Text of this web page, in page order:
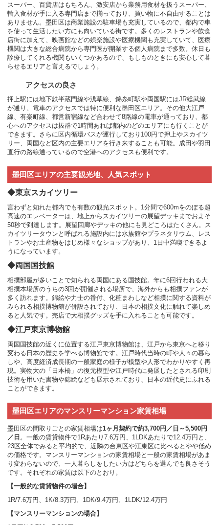
スーパー、百貨店はもちろん、激安店から業務用食材を扱うスーパー、
輸入食材が手に入る専門店まで揃っており、買い物に不自由することは
ありません。墨田区は商業施設の駐車場も充実しているので、都内で車
を使って生活したい方にも向いている街です。多くのレストランや飲食
店街に加えて、映画館などの娯楽施設や医療機関も充実していて、医療
機関は大きな総合病院から専門医が開業する個人病院まで多数。休日も
診療してくれる機関もいくつかあるので、もしものときにも安心して暮
らせるエリアと言えるでしょう。
アクセスの良さ
押上駅には地下鉄半蔵門線や浅草線、錦糸町駅や両国駅にはJR総武線
が通り、電車のアクセスでは特に便利な墨田区エリア。その他大江戸
線、有楽町線、都営新宿線など合わせて8路線の電車が通っており、都
心へのアクセスは抜群で1時間あれば都内のどのエリアにも行くことが
できます。さらに区内循環バスが運行しており100円で押上やスカイツ
リー、両国など区内の主要エリアを行き来することも可能。成田や羽田
直行の路線通っているので空港へのアクセスも便利です。
墨田区エリアの主要観光地、人気スポット
◆東京スカイツリー
言わずと知れた都内でも有数の観光スポット。1分間で600mをのぼる超
高速のエレベーターは、地上からスカイツリーの展望デッキまでおよそ
50秒で到達します。展望回廊やデッキの他にも見どころはたくさん。ス
カイツリータウンと呼ばれる施設内には水族館やプラネタリウム、レス
トランやお土産物をはじめ様々なショップがあり、1日中満喫できるよ
うになっています。
◆両国国技館
相撲部屋が多いことで知られる両国にある国技館。年に6回行われる大
相撲本場所のうちの3回が開催される場所で、海外からも相撲ファンが
多く訪れます。錦絵や力士の番付、化粧まわしなど相撲に関する資料が
みられる相撲博物館が併設されており、日本の相撲文化に触れて楽しめ
ると人気です。売店で大相撲グッズを手に入れることも可能です。
◆江戸東京博物館
両国国技館の近くに位置する江戸東京博物館は、江戸から東京へと移り
変わる日本の歴史を学べる博物館です。江戸時代当時の町や人々の暮ら
しや、高度経済成長期の一般家庭の様子が模型や人形でわかりやすく再
現。実物大の「日本橋」の復元模型や江戸時代に発展したとされる印刷
技術を用いた書物や錦絵なども展示されており、日本の近代史にふれる
ことができます。
墨田区エリアのマンスリーマンション家賃相場
墨田区の間取りごとの家賃相場は1ヶ月契約で約3,700円／日～5,500円
／日 。一般の賃貸物件で1Rあたり7.6万円、1LDKあたりで12.4万円と、
23区全体でみると平均的で、近隣の台東区や江東区に比べるとやや低め
の価格です。マンスリーマンションの家賃相場と一般の家賃相場があま
り変わらないので、一人暮らしをしたい方はどちらを選んでも良さそう
です。それぞれの家賃は以下のとおり。
【一般的な賃貸物件の場合】
1R/7.6万円、1K/8.3万円、1DK/9.4万円、1LDK/12.4万円
【マンスリーマンションの場合】